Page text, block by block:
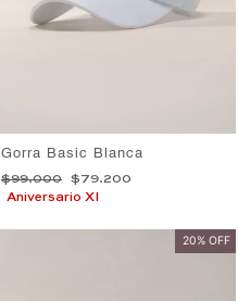
Gorra Basic Blanca
Precio
habitual
$99.000
Precio
de
$79.200
Aniversario XI
20% OFF